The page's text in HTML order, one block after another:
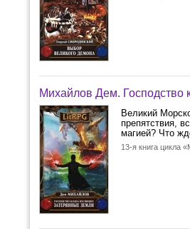
Михайлов Дем. Господство
Великий
препятствия,
магией? Что
13-я книга цикла